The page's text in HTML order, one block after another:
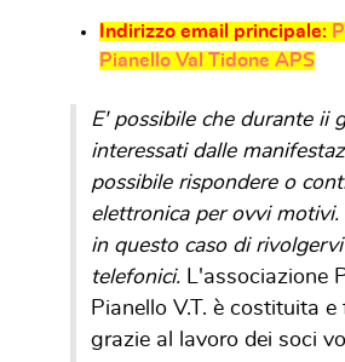
Indirizzo email principale:
Pianello Val Tidone APS
E' possibile che durante ii
interessati dalle
possibile rispondere o
elettronica per ovvi
in questo caso di
telefonici. L'associazione
Pianello V.T. è costituita e
grazie al lavoro dei soci